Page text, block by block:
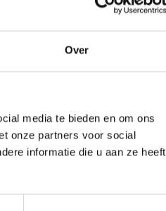
Over
media te bieden en om ons
onze partners voor social
informatie die u aan ze heeft
nog lid!
Vivium Services
aanvullende zorgverzekering